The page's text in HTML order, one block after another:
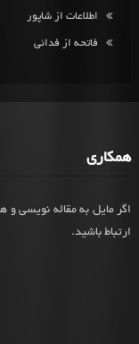
اطلاعات از شاپور
فاتحه از فدائی
همکاری
اگر مایل به مقاله نویسی و
ارتباط باشید.